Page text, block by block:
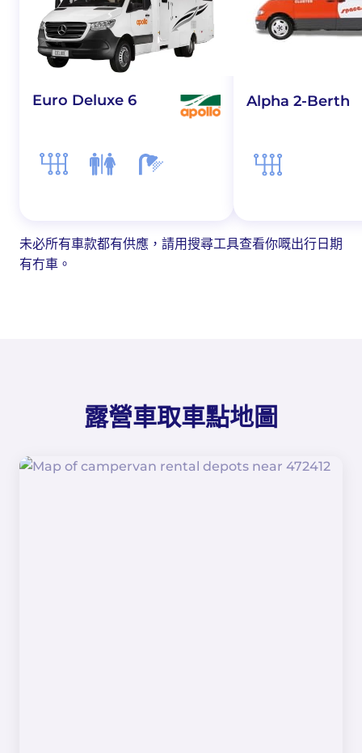
Euro Deluxe 6 Alpha 2-Berth
未必所有車款都有供應，請用搜尋工具查看你嘅出行日期
有冇車。
露營車取車點地圖